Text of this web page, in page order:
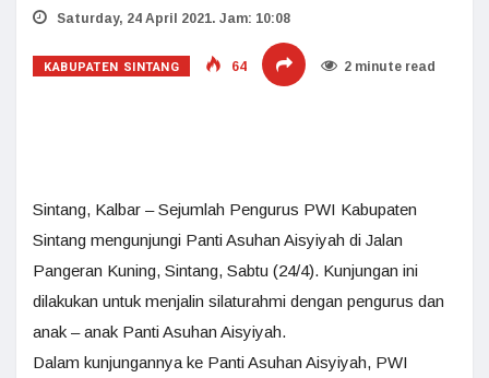
Saturday, 24 April 2021. Jam: 10:08
KABUPATEN SINTANG 64 2 minute read
Sintang, Kalbar – Sejumlah Pengurus PWI Kabupaten
Sintang mengunjungi Panti Asuhan Aisyiyah di Jalan
Pangeran Kuning, Sintang, Sabtu (24/4). Kunjungan ini
dilakukan untuk menjalin silaturahmi dengan pengurus dan
anak – anak Panti Asuhan Aisyiyah.
Dalam kunjungannya ke Panti Asuhan Aisyiyah, PWI